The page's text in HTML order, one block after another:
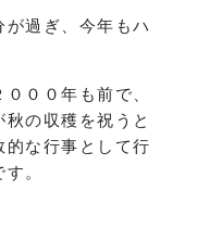
過ぎ、今年もハ
００年も前で、
の収穫を祝うと
的な行事として行
。